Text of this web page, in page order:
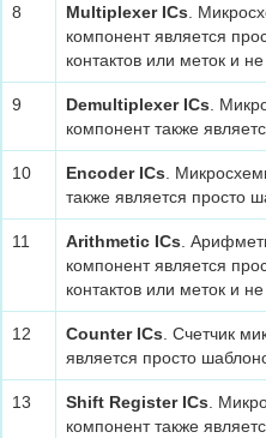
8 Multiplexer ICs .
компонент является
контактов или меток и
9 Demultiplexer ICs .
компонент также
10 Encoder ICs .
также является просто
11 Arithmetic ICs .
компонент является
контактов или меток и
12 Counter ICs . Счетчик
является просто
13 Shift Register ICs .
компонент также